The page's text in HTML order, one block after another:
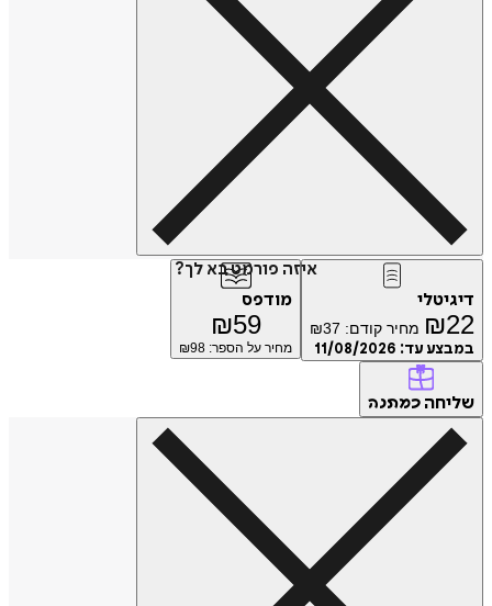
איזה פורמט בא לך?
דיגיטלי
₪22 מחיר קודם: ₪37
במבצע עד: 11/08/2026
מודפס
₪59
מחיר על הספר: ₪ 98
שליחה כמתנה